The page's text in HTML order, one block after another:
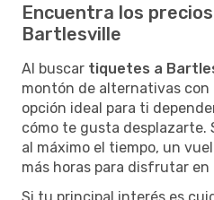
Encuentra los
Bartlesville
Al buscar tiquetes a
montón de alternativas con
opción ideal para ti
cómo te gusta desplazarte.
al máximo el tiempo, un
más horas para disfrutar